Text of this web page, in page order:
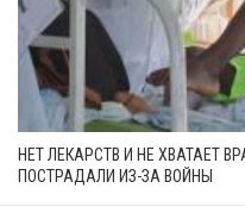
НЕТ ЛЕКАРСТВ И НЕ ХВАТАЕТ
ПОСТРАДАЛИ ИЗ-ЗА ВОЙНЫ